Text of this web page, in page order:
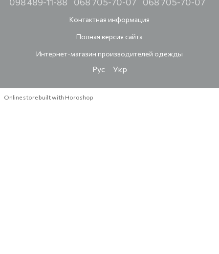
Контактная информация
Полная версия сайта
Интернет-магазин производителей одежды
Рус Укр
Online store built with Horoshop